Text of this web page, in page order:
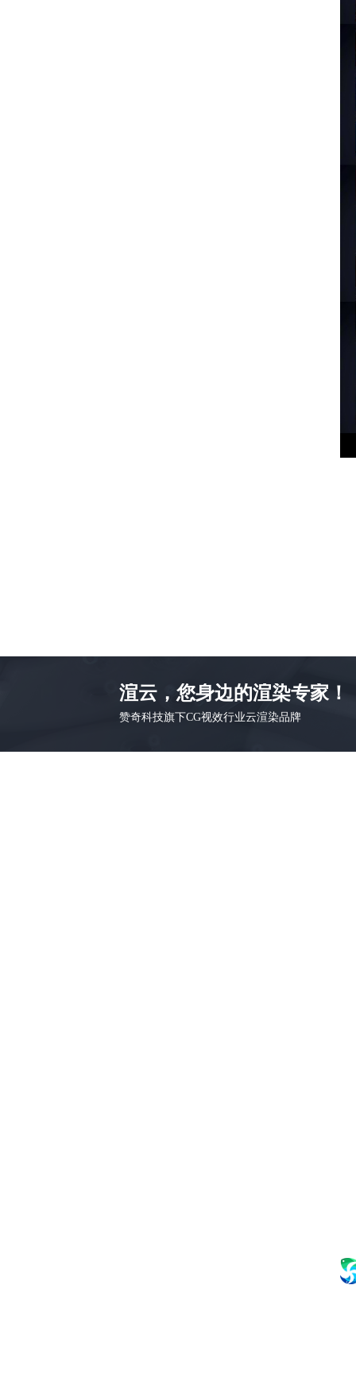
渲云，您身边的渲染专家！
赞奇科技旗下CG视效行业云渲染品牌